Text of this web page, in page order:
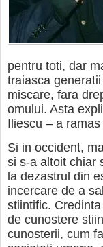
pentru toti, dar
traiasca
miscare, fara
omului. Asta
Iliescu – a
Si in occident,
si s-a altoit chiar
la dezastrul din
incercare de a
stiintific.
de cunostere
cunosterii, cum